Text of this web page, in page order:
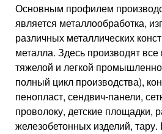
Основным профилем
является металлообработка,
различных металлических
металла. Здесь производят
тяжелой и легкой
полный цикл производства),
пенопласт, сендвич-панели,
проволоку, детские площадки,
железобетонных изделий,